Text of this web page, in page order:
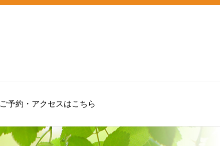
ご予約・アクセスはこちら